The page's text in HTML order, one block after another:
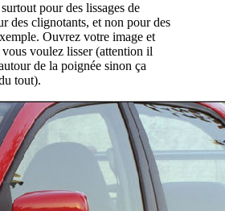
pour des lissages de
des clignotants, et non pour des
Ouvrez votre image et
voulez lisser (attention il
de la poignée sinon ça
tout).